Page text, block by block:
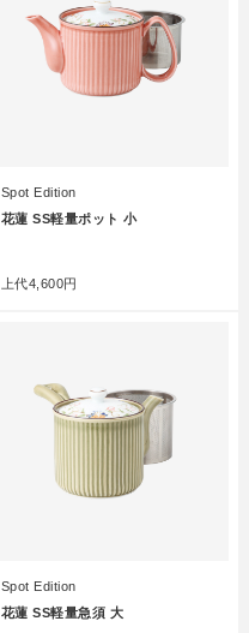
Spot Edition
花蓮 SS軽量ポット 小
上代4,600円
Spot Edition
花蓮 SS軽量急須 大